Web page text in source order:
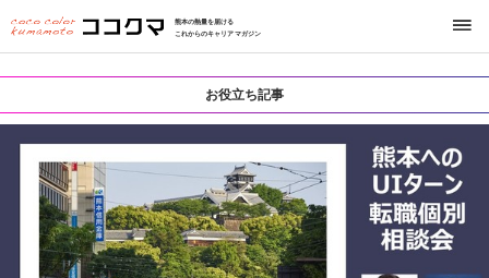
熊本の熱量を届ける
これからのキャリアマガジン
お役立ち記事